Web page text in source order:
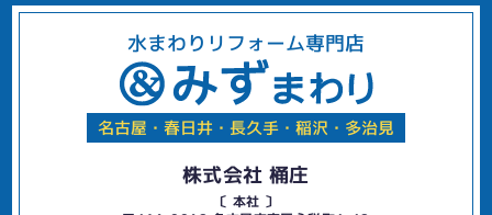
水まわりリフォーム専門店
名古屋・春日井・長久手・稲沢・多治見
株式会社 桶庄
〔 本社 〕